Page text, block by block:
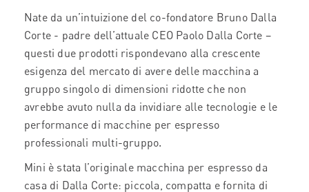
Nate da un’intuizione del co-fondatore Bruno Dalla
Corte - padre dell’attuale CEO Paolo Dalla Corte –
questi due prodotti rispondevano alla crescente
esigenza del mercato di avere delle macchina a
gruppo singolo di dimensioni ridotte che non
avrebbe avuto nulla da invidiare alle tecnologie e le
performance di macchine per espresso
professionali multi-gruppo.
Mini è stata l’originale macchina per espresso da
casa di Dalla Corte: piccola, compatta e fornita di